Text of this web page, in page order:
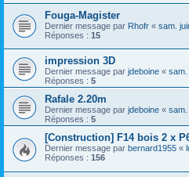
Fouga-Magister
Dernier message par Rhofr « sam.
Réponses : 15
impression 3D
Dernier message par jdeboine « sam.
Réponses : 5
Rafale 2.20m
Dernier message par jdeboine « sam.
Réponses : 5
[Construction] F14 bois 2 x
Dernier message par bernard1955 «
Réponses : 156